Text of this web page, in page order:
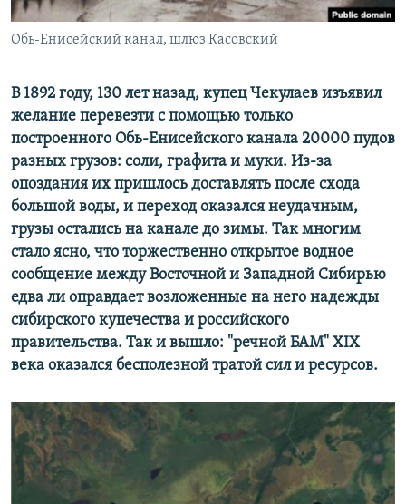
Все сайты РСЕ/РС
Обь-Енисейский канал, шлюз Касовский
В 1892 году, 130 лет назад, купец Чекулаев изъявил
желание перевезти с помощью только
построенного Обь-Енисейского канала 20000 пудов
разных грузов: соли, графита и муки. Из-за
опоздания их пришлось доставлять после схода
большой воды, и переход оказался неудачным,
грузы остались на канале до зимы. ​Так многим
стало ясно, что торжественно открытое водное
сообщение между Восточной и Западной Сибирью
едва ли оправдает возложенные на него надежды
сибирского купечества и российского
правительства. Так и вышло: "речной БАМ" XIX
века оказался бесполезной тратой сил и ресурсов.